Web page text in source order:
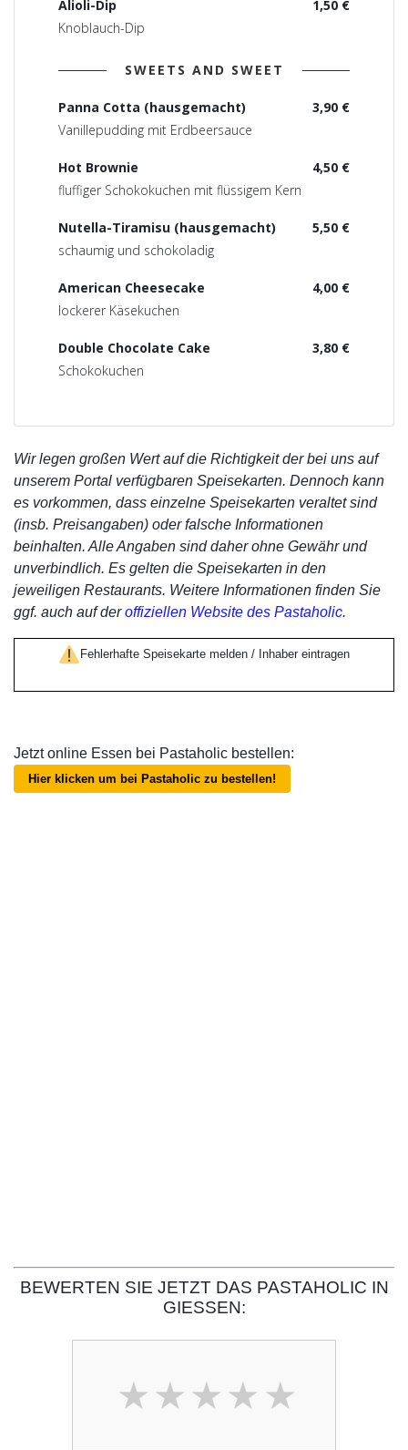
1,50 €
Alioli-Dip
Knoblauch-Dip
SWEETS AND SWEET
3,90 €
Panna Cotta (hausgemacht)
Vanillepudding mit Erdbeersauce
4,50 €
Hot Brownie
fluffiger Schokokuchen mit flüssigem Kern
5,50 €
Nutella-Tiramisu (hausgemacht)
schaumig und schokoladig
4,00 €
American Cheesecake
lockerer Käsekuchen
3,80 €
Double Chocolate Cake
Schokokuchen
Wir legen großen Wert auf die Richtigkeit der bei uns auf
unserem Portal verfügbaren Speisekarten. Dennoch kann
es vorkommen, dass einzelne Speisekarten veraltet sind
(insb. Preisangaben) oder falsche Informationen
beinhalten. Alle Angaben sind daher ohne Gewähr und
unverbindlich. Es gelten die Speisekarten in den
jeweiligen Restaurants. Weitere Informationen finden Sie
ggf. auch auf deroffiziellen Website des Pastaholic.
Fehlerhafte Speisekarte melden / Inhaber eintragen
Jetzt online Essen bei Pastaholic bestellen:
Hier klicken um bei Pastaholic zu bestellen!
BEWERTEN SIE JETZT DAS PASTAHOLIC IN
GIESSEN: